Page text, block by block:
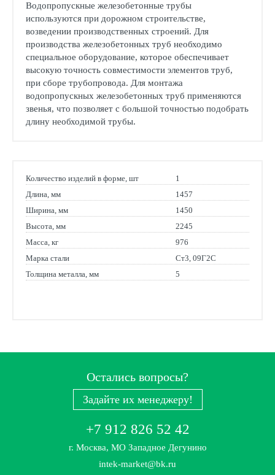
Водопропускные железобетонные трубы
используются при дорожном строительстве,
возведении производственных строений. Для
производства железобетонных труб необходимо
специальное оборудование, которое обеспечивает
высокую точность совместимости элементов труб,
при сборе трубопровода. Для монтажа
водопропускных железобетонных труб применяются
звенья, что позволяет с большой точностью подобрать
длину необходимой трубы.
Количество изделий в форме, шт
1
Длина, мм
1457
Ширина, мм
1450
Высота, мм
2245
Масса, кг
976
Марка стали
Ст3, 09Г2С
Толщина металла, мм
5
Остались вопросы?
Задайте их менеджеру!
+7 912 826 52 42
г. Москва, МО Западное Дегунино
intek-market@bk.ru